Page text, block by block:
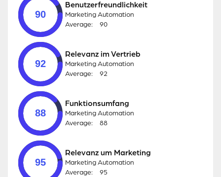
90
Benutzerfreundlichkeit
Marketing Automation
Average:
90
92
Relevanz im Vertrieb
Marketing Automation
Average:
92
88
Funktionsumfang
Marketing Automation
Average:
88
95
Relevanz um Marketing
Marketing Automation
Average:
95